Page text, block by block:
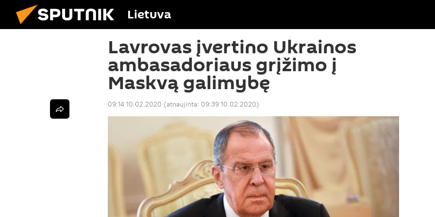
Lietuva
Lavrovas įvertino Ukrainos
ambasadoriaus grįžimo į
Maskvą galimybę
09:14 10.02.2020 (atnaujinta: 09:39 10.02.2020)